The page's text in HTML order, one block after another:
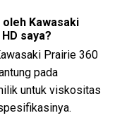
Kawasaki
saya?
Prairie 360
pada
untuk viskositas